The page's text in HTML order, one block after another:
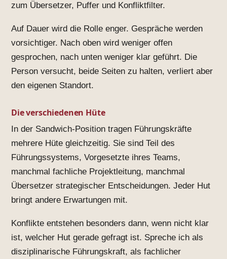
zum Übersetzer, Puffer und Konfliktfilter.
Auf Dauer wird die Rolle enger. Gespräche werden
vorsichtiger. Nach oben wird weniger offen
gesprochen, nach unten weniger klar geführt. Die
Person versucht, beide Seiten zu halten, verliert aber
den eigenen Standort.
Die verschiedenen Hüte
In der Sandwich-Position tragen Führungskräfte
mehrere Hüte gleichzeitig. Sie sind Teil des
Führungssystems, Vorgesetzte ihres Teams,
manchmal fachliche Projektleitung, manchmal
Übersetzer strategischer Entscheidungen. Jeder Hut
bringt andere Erwartungen mit.
Konflikte entstehen besonders dann, wenn nicht klar
ist, welcher Hut gerade gefragt ist. Spreche ich als
disziplinarische Führungskraft, als fachlicher